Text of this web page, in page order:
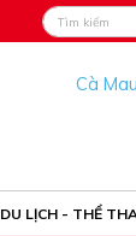
Cà Mau
DU LỊCH - THỂ